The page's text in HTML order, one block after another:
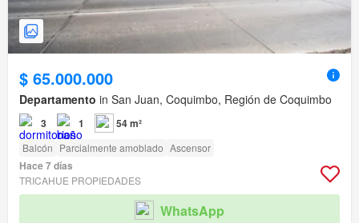
$ 65.000.000
Departamento in San Juan, Coquimbo, Región de Coquimbo
3 1 54 m²
Balcón Parcialmente amoblado Ascensor
Hace 7 días
TRICAHUE PROPIEDADES
WhatsApp